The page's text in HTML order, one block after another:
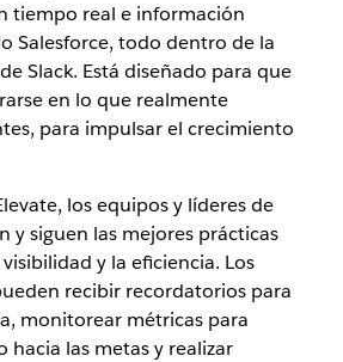
tiempo real e información
Salesforce, todo dentro de la
Slack. Está diseñado para que
en lo que realmente
para impulsar el crecimiento
los equipos y líderes de
y siguen las mejores prácticas
y la eficiencia. Los
recibir recordatorios para
monitorear métricas para
hacia las metas y realizar